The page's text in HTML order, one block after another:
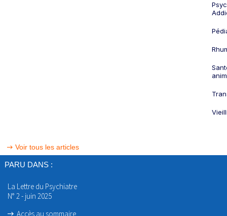
Voir tous les articles
PARU DANS :
La Lettre du Psychiatre
N° 2 - juin 2025
Accès au sommaire